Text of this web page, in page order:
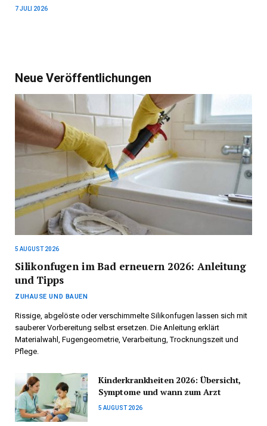
7 JULI 2026
Neue Veröffentlichungen
5 AUGUST 2026
Silikonfugen im Bad erneuern 2026: Anleitung
und Tipps
ZUHAUSE UND BAUEN
Rissige, abgelöste oder verschimmelte Silikonfugen lassen sich mit
sauberer Vorbereitung selbst ersetzen. Die Anleitung erklärt
Materialwahl, Fugengeometrie, Verarbeitung, Trocknungszeit und
Pflege.
Kinderkrankheiten 2026: Übersicht,
Symptome und wann zum Arzt
5 AUGUST 2026